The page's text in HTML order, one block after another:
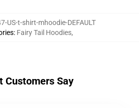
US-t-shirt-mhoodie-DEFAULT
: Fairy Tail Hoodies,
Customers Say